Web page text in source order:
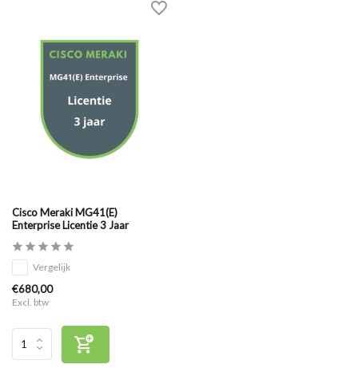
Cisco Meraki MG41(E)
Enterprise Licentie 3 Jaar
Vergelijk
€680,00
Excl. btw